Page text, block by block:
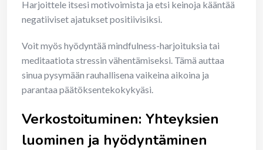
Harjoittele itsesi motivoimista ja etsi keinoja kääntää
negatiiviset ajatukset positiivisiksi.
Voit myös hyödyntää mindfulness-harjoituksia tai
meditaatiota stressin vähentämiseksi. Tämä auttaa
sinua pysymään rauhallisena vaikeina aikoina ja
parantaa päätöksentekokykyäsi.
Verkostoituminen: Yhteyksien
luominen ja hyödyntäminen